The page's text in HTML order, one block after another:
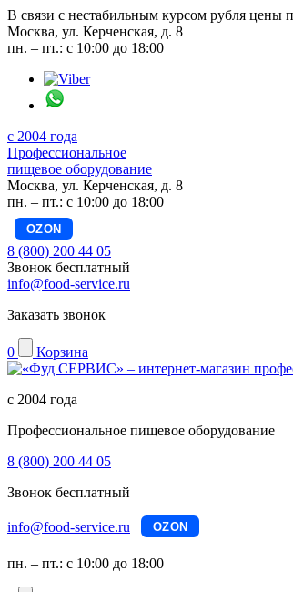
В связи с нестабильным курсом рубля цены
Москва, ул. Керченская, д. 8
пн. – пт.: с 10:00 до 18:00
с 2004 года
Профессиональное
пищевое оборудование
Москва, ул. Керченская, д. 8
пн. – пт.: с 10:00 до 18:00
OZON
8 (800) 200 44 05
Звонок бесплатный
info@food-service.ru
Заказать звонок
0 Корзина
с 2004 года
Профессиональное пищевое оборудование
8 (800) 200 44 05
Звонок бесплатный
info@food-service.ru OZON
пн. – пт.: с 10:00 до 18:00